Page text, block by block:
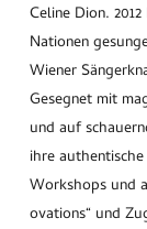
Celine Dion.
Nationen
Wiener
Gesegnet mit
und auf
ihre
Workshops und
ovations“ und